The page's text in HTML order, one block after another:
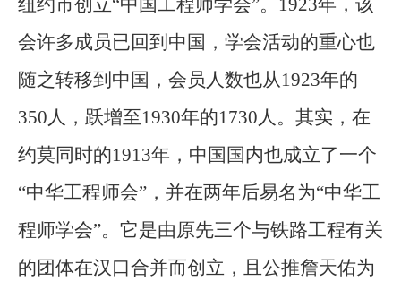
会许多成员已回到中国，学会活动的重心也
随之转移到中国，会员人数也从1923年的
350人，跃增至1930年的1730人。其实，在
约莫同时的1913年，中国国内也成立了一个
“中华工程师会”，并在两年后易名为“中华工
程师学会”。它是由原先三个与铁路工程有关
的团体在汉口合并而创立，且公推詹天佑为